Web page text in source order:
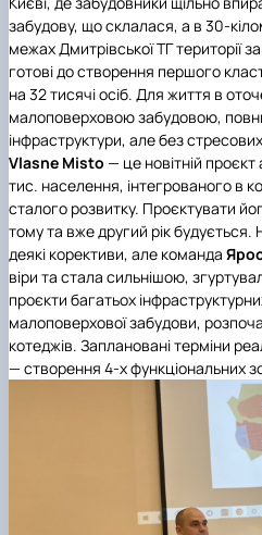
забудову, що склалася, а в
межах Дмитрівської ТГ
готові до створення першого
на 32 тисячі осіб. Для життя в
малоповерховою забудовою,
інфраструктури, але без
Vlasne Misto — це новітній
тис. населення, інтегрованого в
сталого розвитку. Проєктувати
тому та вже другий рік будується.
деякі корективи, але команда
віри та стала сильнішою,
проєкти багатьох
малоповерхової забудови,
котеджів. Заплановані терміни
— створення 4‑х функціональних